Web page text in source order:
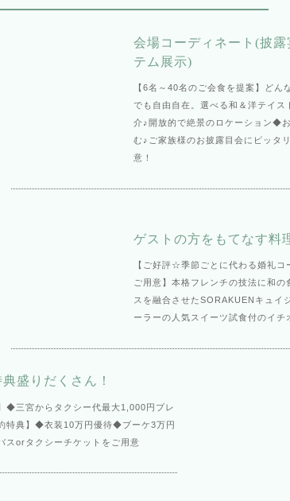
会場コーディネート(披露
テム展示)
【6名～40名のご会食を提案】どん
でも自由自在。選べる和＆洋テイス
介♪開放的で絶景のロケーション◆
む♪ご家族様のお披露目会にピッタ
意！
ゲストの方をもてなす料
【ご好評☆季節ごとに代わる婚礼コ
ご用意】本格フレンチの技法に和の
スを融合させたSORAKUENキュイ
ーラーの人気スイーツ試食付のイチ
盛りだくさん！
◆三宮からタクシー代最大1,000円プレ
特典】◆衣装10万円優待◆ブーケ3万円
スorタクシーチケットをご用意